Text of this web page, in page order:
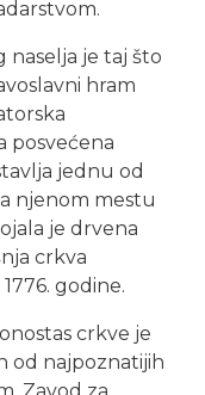
naselja je taj što
hram
posvećena
jednu od
njenom mestu
je drvena
crkva
godine.
crkve je
od najpoznatijih
Zavod za